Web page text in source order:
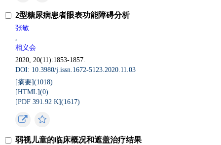
2型糖尿病患者眼表功能障碍分析
张敏
,
相义会
2020, 20(11):1853-1857.
DOI: 10.3980/j.issn.1672-5123.2020.11.03
[摘要](1018)
[HTML](0)
[PDF 391.92 K](1617)
弱视儿童的临床概况和遮盖治疗结果